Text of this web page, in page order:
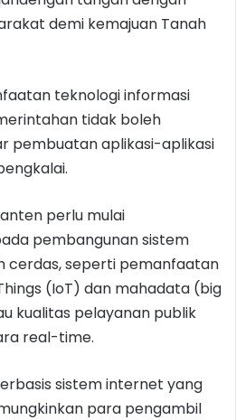
demi kemajuan Tanah
teknologi informasi
tidak boleh
pembuatan aplikasi-aplikasi
perlu mulai
pembangunan sistem
cerdas, seperti pemanfaatan
(IoT) dan mahadata (big
kualitas pelayanan publik
real-time.
sistem internet yang
para pengambil